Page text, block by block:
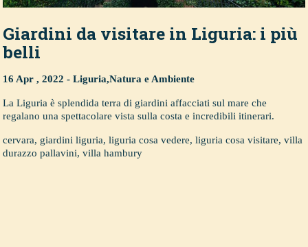
Giardini da visitare in Liguria: i più
belli
16 Apr , 2022 -Liguria,Natura e Ambiente
La Liguria è splendida terra di giardini affacciati sul mare che
regalano una spettacolare vista sulla costa e incredibili itinerari.
cervara, giardini liguria,liguria cosa vedere,liguria cosa visitare,villa
durazzo pallavini,villa hambury